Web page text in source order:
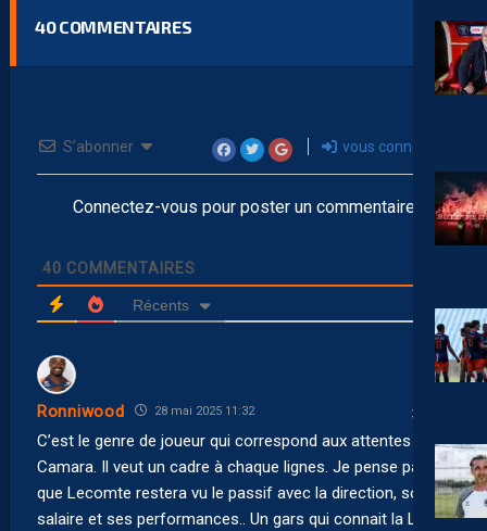
40COMMENTAIRES
S’abonner vous connecter
Connectez-vous pour poster un commentaire
40 COMMENTAIRES
Récents
Ronniwood 28 mai 2025 11:32
C’est le genre de joueur qui correspond aux attentes de
Camara. Il veut un cadre à chaque lignes. Je pense pas
que Lecomte restera vu le passif avec la direction, son
salaire et ses performances.. Un gars qui connait la L2,